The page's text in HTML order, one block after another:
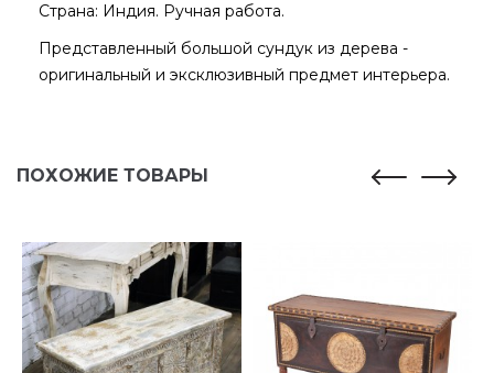
Страна: Индия. Ручная работа.
Представленный большой сундук из дерева -
оригинальный и эксклюзивный предмет интерьера.
ПОХОЖИЕ ТОВАРЫ